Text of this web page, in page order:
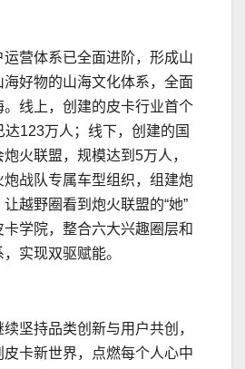
运营体系已全面进阶，形成山
好物的山海文化体系，全面
。线上，创建的皮卡行业首个
123万人；线下，创建的国
火联盟，规模达到5万人，
战队专属车型组织，组建炮
越野圈看到炮火联盟的“她”
学院，整合六大兴趣圈层和
实现双驱赋能。
坚持品类创新与用户共创，
卡新世界，点燃每个人心中